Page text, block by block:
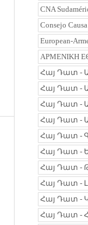
CNA
Consejo
European-
ΑΡΜΕΝΙΚΗ
Հայ Դատ -
Հայ Դատ -
Հայ Դատ -
Հայ Դատ -
Հայ Դատ -
Հայ Դատ -
Հայ Դատ -
Հայ Դատ -
Հայ Դատ -
Հայ Դատ -